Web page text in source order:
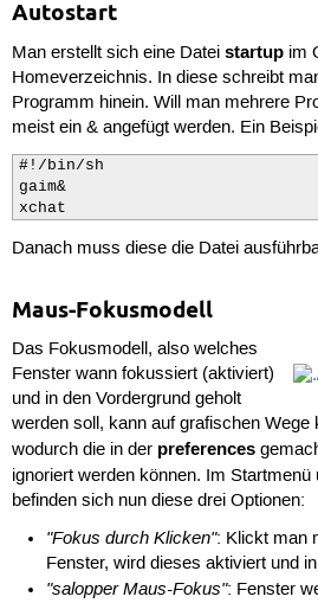
Autostart
Man erstellt sich eine Datei startupim
Homeverzeichnis. In diese schreibt
Programm hinein. Will man mehrere
meist ein & angefügt werden. Ein
#!/bin/sh
gaim&
xchat
Danach muss diese die Datei
Maus-Fokusmodell
Das Fokusmodell, also welches
Fenster wann fokussiert (aktiviert)
und in den Vordergrund geholt
werden soll, kann auf grafischen Wege
wodurch die in der preferences
ignoriert werden können. Im Startmenü
befinden sich nun diese drei Optionen:
"Fokus durch Klicken": Klickt man
Fenster, wird dieses aktiviert und
"salopper Maus-Fokus": Fenster